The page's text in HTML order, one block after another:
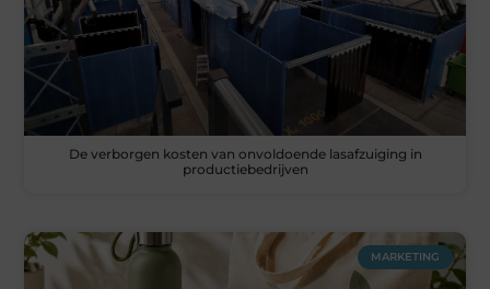
De verborgen kosten van onvoldoende lasafzuiging in
productiebedrijven
MARKETING